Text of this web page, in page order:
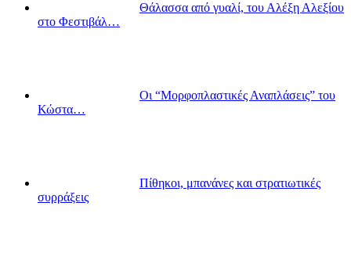
Θάλασσα από γυαλί, του Αλέξη Αλεξίου
στο Φεστιβάλ…
Οι “Μορφοπλαστικές Αναπλάσεις” του
Κώστα…
Πίθηκοι, μπανάνες και στρατιωτικές
συρράξεις